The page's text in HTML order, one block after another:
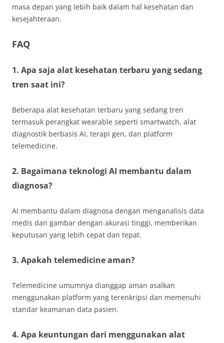
masa depan yang lebih baik dalam hal kesehatan dan
kesejahteraan.
FAQ
1. Apa saja alat kesehatan terbaru yang sedang
tren saat ini?
Beberapa alat kesehatan terbaru yang sedang tren
termasuk perangkat wearable seperti smartwatch, alat
diagnostik berbasis AI, terapi gen, dan platform
telemedicine.
2. Bagaimana teknologi AI membantu dalam
diagnosa?
AI membantu dalam diagnosa dengan menganalisis data
medis dan gambar dengan akurasi tinggi, memberikan
keputusan yang lebih cepat dan tepat.
3. Apakah telemedicine aman?
Telemedicine umumnya dianggap aman asalkan
menggunakan platform yang terenkripsi dan memenuhi
standar keamanan data pasien.
4. Apa keuntungan dari menggunakan alat